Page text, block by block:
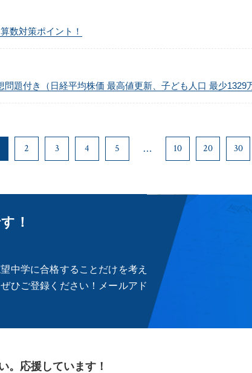
数対策ポイント！
題付き（日経平均株価 最高値更新、子ども人口 最少1329
2 3 4 5 10 20 30
！
中学に合格することだけを考え
ひご登録ください！メールアド
。応援しています！